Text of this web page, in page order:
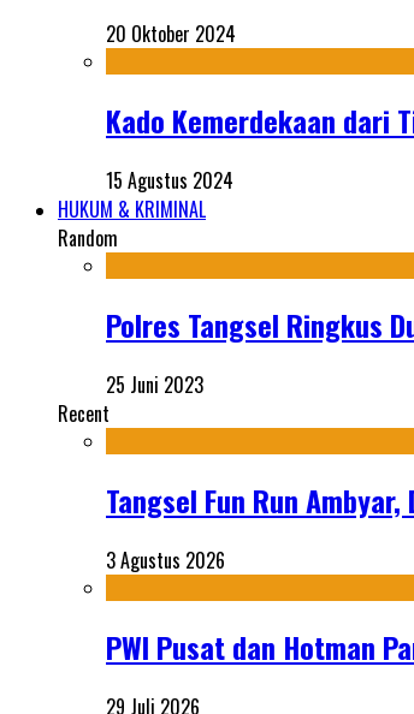
20 Oktober 2024
Kado Kemerdekaan dari
15 Agustus 2024
HUKUM & KRIMINAL
Random
Polres Tangsel Ringkus
25 Juni 2023
Recent
Tangsel Fun Run
3 Agustus 2026
PWI Pusat dan Hotman
29 Juli 2026